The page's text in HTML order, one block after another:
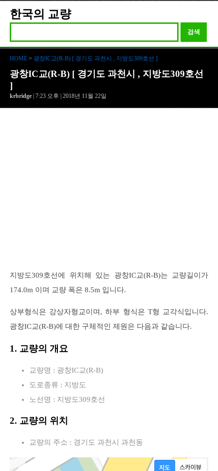
한국의 교량
검색
HOME > 광창IC교(R-B) [ 경기도 과천시 , 지방도309호선 ]
광창IC교(R-B) [ 경기도 과천시 , 지방도309호선
]
krbridge | 7:23 오후 | 2018년 11월 22일
지방도309호선에 위치해 있는 광창IC교(R-B)는 교량길이가
174.0m 이며 교량 폭은 8.5m 입니다.
상부형식은 강상자형교이며, 하부 형식은 T형 교각식입니다.
광창IC교(R-B)에 대한 구체적인 제원은 다음과 같습니다.
1. 교량의 개요
교량명 : 광창IC교(R-B)
도로종류 : 지방도
노선명 : 지방도309호선
2. 교량의 위치
교량의 주소 : 경기도 과천시 과천동